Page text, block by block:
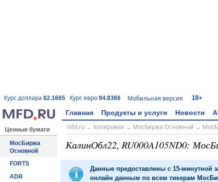
Курс доллара 82.1665 Курс евро 94.8366 Мобильная версия 18+
Главная Продукты и услуги Новости
Ценные бумаги
МосБиржа
Основной
FORTS
ADR
mfd.ru→ Котировки → МосБиржа Основной →
КалинОбл22, RU000A105ND0:
Данные предоставлены с 15-минутной
онлайн данным по всем тикерам